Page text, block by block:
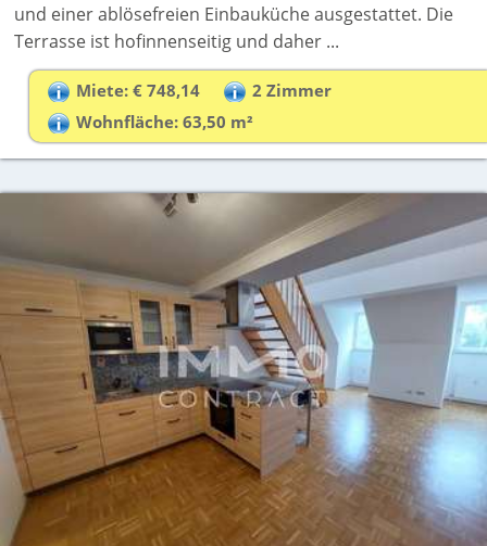
und einer ablösefreien Einbauküche ausgestattet. Die
Terrasse ist hofinnenseitig und daher ...
Miete: € 748,14
2 Zimmer
Wohnfläche: 63,50 m²